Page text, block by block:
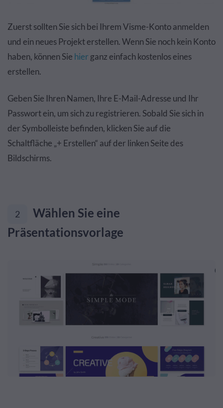
Zuerst sollten Sie sich bei Ihrem Visme-Konto anmelden
und ein neues Projekt erstellen. Wenn Sie noch kein Konto
haben, können Sie hierganz einfach kostenlos eines
erstellen.
Geben Sie Ihren Namen, Ihre E-Mail-Adresse und Ihr
Passwort ein, um sich zu registrieren. Sobald Sie sich in
der Symbolleiste befinden, klicken Sie auf die
Schaltfläche „+ Erstellen“ auf der linken Seite des
Bildschirms.
2
Wählen Sie eine
Präsentationsvorlage